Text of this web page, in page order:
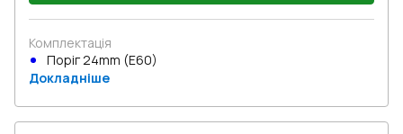
Комплектація
Поріг 24mm (E60)
Докладніше